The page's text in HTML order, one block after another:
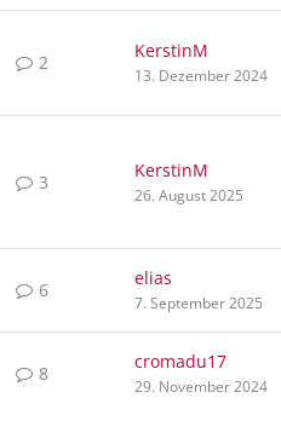
2
KerstinM
13. Dezember 2024
3
KerstinM
26. August 2025
6
elias
7. September 2025
8
cromadu17
29. November 2024